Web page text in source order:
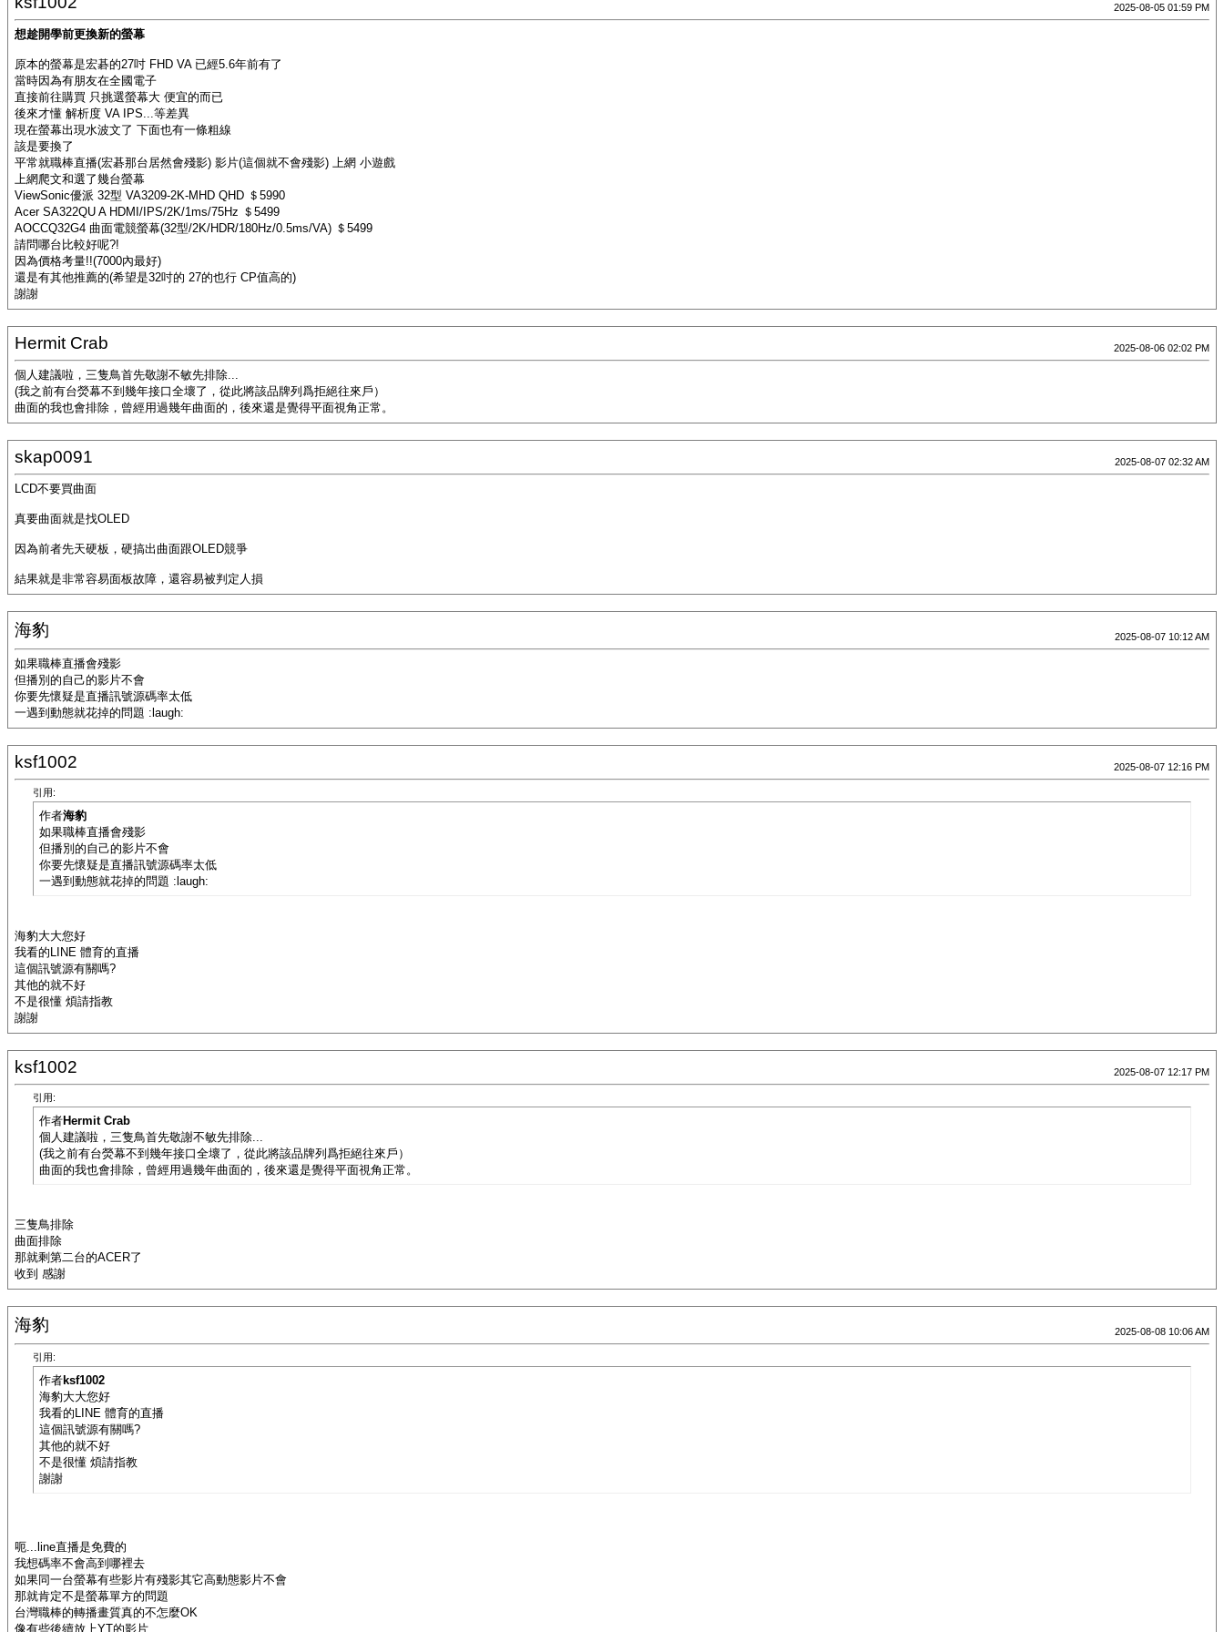
2025-08-05 01:59 PM
想趁開學前更換新的螢幕
原本的螢幕是宏碁的27吋 FHD VA 已經5.6年前有了
當時因為有朋友在全國電子
直接前往購買 只挑選螢幕大 便宜的而已
後來才懂 解析度 VA IPS...等差異
現在螢幕出現水波文了 下面也有一條粗線
該是要換了
平常就職棒直播(宏碁那台居然會殘影) 影片(這個就不會殘影) 上網 小遊戲
上網爬文和選了幾台螢幕
ViewSonic優派 32型 VA3209-2K-MHD QHD ＄5990
Acer SA322QU A HDMI/IPS/2K/1ms/75Hz ＄5499
AOCCQ32G4 曲面電競螢幕(32型/2K/HDR/180Hz/0.5ms/VA) ＄5499
請問哪台比較好呢?!
因為價格考量!!(7000內最好)
還是有其他推薦的(希望是32吋的 27的也行 CP值高的)
謝謝
Hermit Crab 2025-08-06 02:02 PM
個人建議啦，三隻鳥首先敬謝不敏先排除...
(我之前有台熒幕不到幾年接口全壞了，從此將該品牌列爲拒絕往來戶）
曲面的我也會排除，曾經用過幾年曲面的，後來還是覺得平面視角正常。
skap0091 2025-08-07 02:32 AM
LCD不要買曲面
真要曲面就是找OLED
因為前者先天硬板，硬搞出曲面跟OLED競爭
結果就是非常容易面板故障，還容易被判定人損
海豹 2025-08-07 10:12 AM
如果職棒直播會殘影
但播別的自己的影片不會
你要先懷疑是直播訊號源碼率太低
一遇到動態就花掉的問題 :laugh:
ksf1002 2025-08-07 12:16 PM
引用:
作者海豹
如果職棒直播會殘影
但播別的自己的影片不會
你要先懷疑是直播訊號源碼率太低
一遇到動態就花掉的問題 :laugh:
海豹大大您好
我看的LINE 體育的直播
這個訊號源有關嗎?
其他的就不好
不是很懂 煩請指教
謝謝
ksf1002 2025-08-07 12:17 PM
引用:
作者Hermit Crab
個人建議啦，三隻鳥首先敬謝不敏先排除...
(我之前有台熒幕不到幾年接口全壞了，從此將該品牌列爲拒絕往來戶）
曲面的我也會排除，曾經用過幾年曲面的，後來還是覺得平面視角正常。
三隻鳥排除
曲面排除
那就剩第二台的ACER了
收到 感謝
海豹 2025-08-08 10:06 AM
引用:
作者ksf1002
海豹大大您好
我看的LINE 體育的直播
這個訊號源有關嗎?
其他的就不好
不是很懂 煩請指教
謝謝
呃...line直播是免費的
我想碼率不會高到哪裡去
如果同一台螢幕有些影片有殘影其它高動態影片不會
那就肯定不是螢幕單方的問題
台灣職棒的轉播畫質真的不怎麼OK
像有些後續放上YT的影片